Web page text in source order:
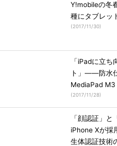
Y!mobileの冬
種にタブレッ
(2017/11/30)
「iPadに立
ト」――防水
MediaPad
(2017/11/28)
「顔認証」
iPhone Xが
生体認証技術